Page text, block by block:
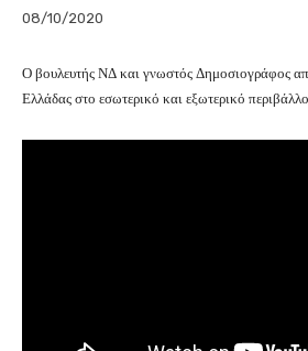
08/10/2020
Ο βουλευτής ΝΔ και γνωστός Δημοσιογράφος
Ελλάδας στο εσωτερικό και εξωτερικό